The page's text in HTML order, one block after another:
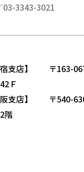
03-3343-3021
宿支店】 〒163-
Ｆ
阪支店】 〒540-
階